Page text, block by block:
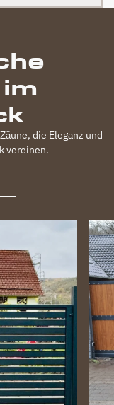
die Eleganz und
vereinen.